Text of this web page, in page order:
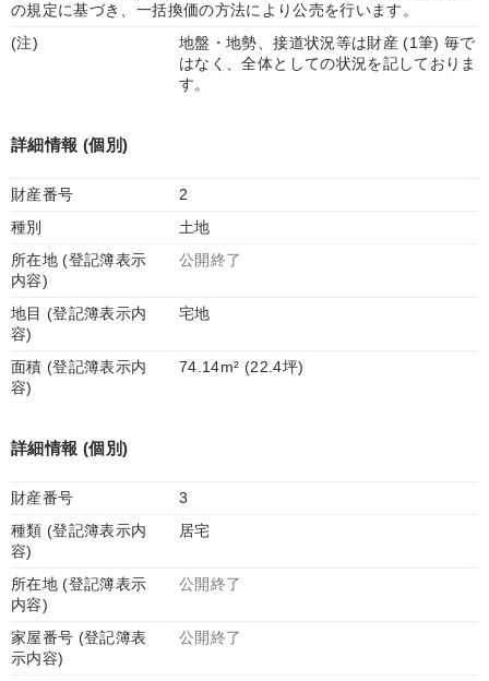
の規定に基づき、一括換価の方法により公売を行います。
(注)
地盤・地勢、接道状況等は財産 (1筆) 毎で
はなく、全体としての状況を記しておりま
す。
詳細情報 (個別)
財産番号
2
種別
土地
所在地 (登記簿表示
内容)
公開終了
地目 (登記簿表示内
容)
宅地
面積 (登記簿表示内
容)
74.14m² (22.4坪)
詳細情報 (個別)
財産番号
3
種類 (登記簿表示内
容)
居宅
所在地 (登記簿表示
内容)
公開終了
家屋番号 (登記簿表
示内容)
公開終了